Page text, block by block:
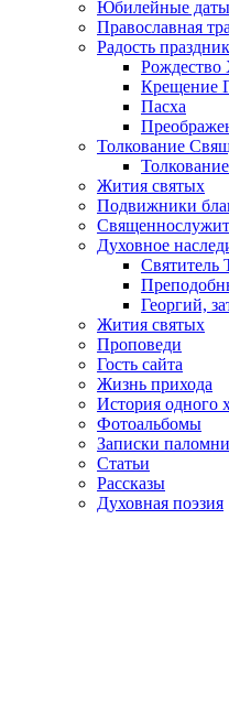
Юбилейные даты
Православная
Радость
Рождество
Крещение
Пасха
Толкование
Жития святых
Подвижники
Духовное
Святитель
Георгий,
Жития святых
Проповеди
Гость сайта
Жизнь прихода
История одного
Фотоальбомы
Записки
Статьи
Рассказы
Духовная поэзия